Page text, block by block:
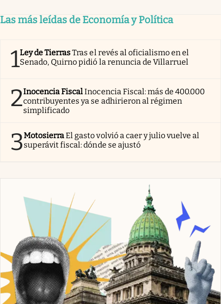
Las más leídas de Economía y Política
1Ley de TierrasTras el revés al oficialismo en el
Senado, Quirno pidió la renuncia de Villarruel
2Inocencia FiscalInocencia Fiscal: más de 400.000
contribuyentes ya se adhirieron al régimen
simplificado
3MotosierraEl gasto volvió a caer y julio vuelve al
superávit fiscal: dónde se ajustó